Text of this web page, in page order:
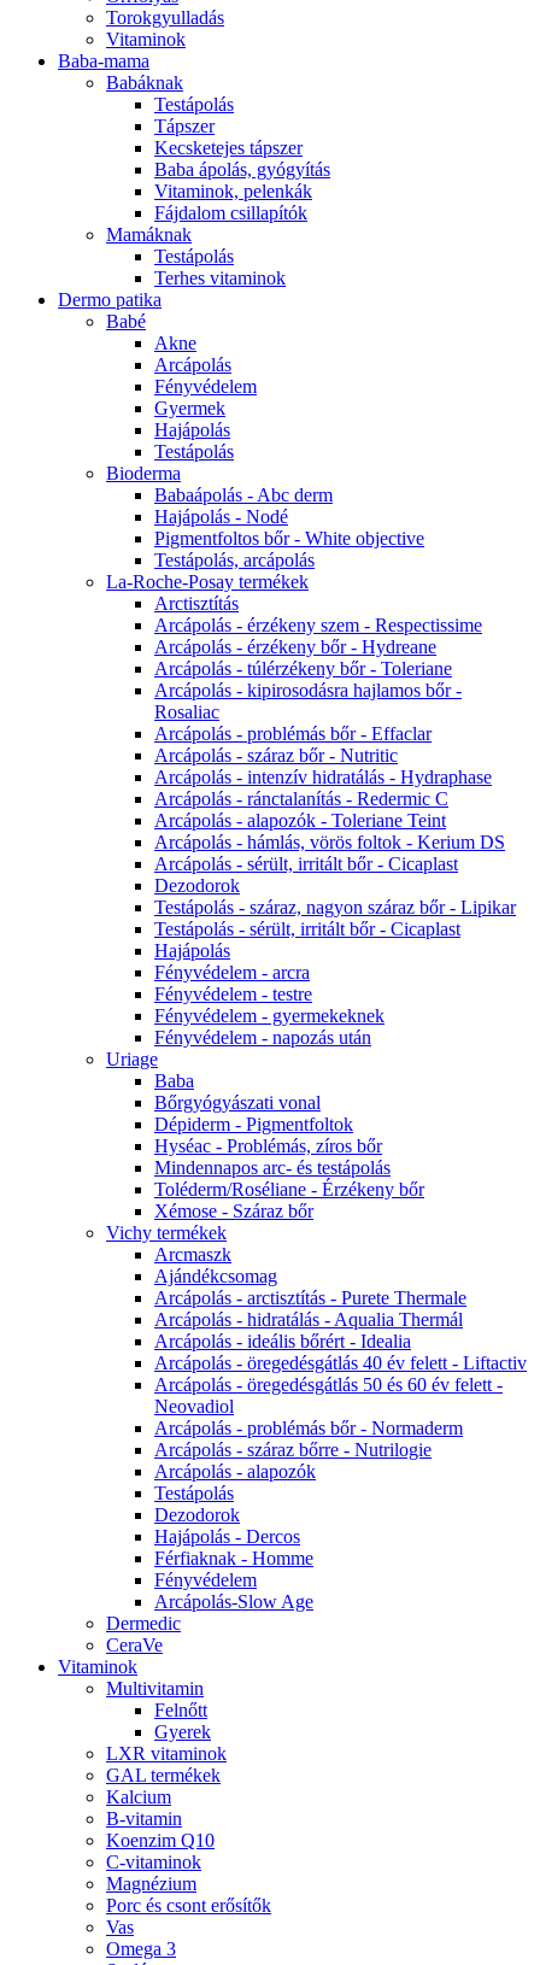
Torokgyulladás
Vitaminok
Baba-mama
Babáknak
Testápolás
Tápszer
Kecsketejes tápszer
Baba ápolás, gyógyítás
Vitaminok, pelenkák
Fájdalom csillapítók
Mamáknak
Testápolás
Terhes vitaminok
Dermo patika
Babé
Akne
Arcápolás
Fényvédelem
Gyermek
Hajápolás
Testápolás
Bioderma
Babaápolás - Abc derm
Hajápolás - Nodé
Pigmentfoltos bőr - White objective
Testápolás, arcápolás
La-Roche-Posay termékek
Arctisztítás
Arcápolás - érzékeny szem - Respectissime
Arcápolás - érzékeny bőr - Hydreane
Arcápolás - túlérzékeny bőr - Toleriane
Arcápolás - kipirosodásra hajlamos bőr -
Rosaliac
Arcápolás - problémás bőr - Effaclar
Arcápolás - száraz bőr - Nutritic
Arcápolás - intenzív hidratálás - Hydraphase
Arcápolás - ránctalanítás - Redermic C
Arcápolás - alapozók - Toleriane Teint
Arcápolás - hámlás, vörös foltok - Kerium DS
Arcápolás - sérült, irritált bőr - Cicaplast
Dezodorok
Testápolás - száraz, nagyon száraz bőr - Lipikar
Testápolás - sérült, irritált bőr - Cicaplast
Hajápolás
Fényvédelem - arcra
Fényvédelem - testre
Fényvédelem - gyermekeknek
Fényvédelem - napozás után
Uriage
Baba
Bőrgyógyászati vonal
Dépiderm - Pigmentfoltok
Hyséac - Problémás, zíros bőr
Mindennapos arc- és testápolás
Toléderm/Roséliane - Érzékeny bőr
Xémose - Száraz bőr
Vichy termékek
Arcmaszk
Ajándékcsomag
Arcápolás - arctisztítás - Purete Thermale
Arcápolás - hidratálás - Aqualia Thermál
Arcápolás - ideális bőrért - Idealia
Arcápolás - öregedésgátlás 40 év felett - Liftactiv
Arcápolás - öregedésgátlás 50 és 60 év felett -
Neovadiol
Arcápolás - problémás bőr - Normaderm
Arcápolás - száraz bőrre - Nutrilogie
Arcápolás - alapozók
Testápolás
Dezodorok
Hajápolás - Dercos
Férfiaknak - Homme
Fényvédelem
Arcápolás-Slow Age
Dermedic
CeraVe
Vitaminok
Multivitamin
Felnőtt
Gyerek
LXR vitaminok
GAL termékek
Kalcium
B-vitamin
Koenzim Q10
C-vitaminok
Magnézium
Porc és csont erősítők
Vas
Omega 3